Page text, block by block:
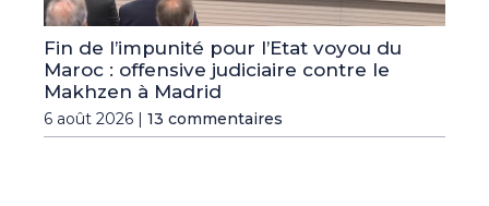
Fin de l’impunité pour l’Etat voyou du
Maroc : offensive judiciaire contre le
Makhzen à Madrid
6 août 2026 | 13 commentaires